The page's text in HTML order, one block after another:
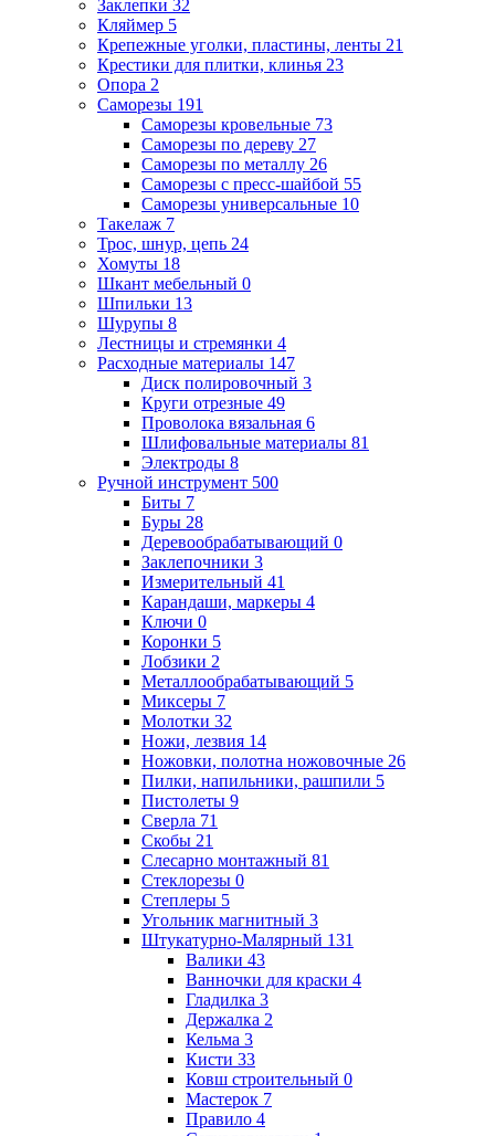
Заклепки 32
Кляймер 5
Крепежные уголки, пластины, ленты 21
Крестики для плитки, клинья 23
Опора 2
Саморезы 191
Саморезы кровельные 73
Саморезы по дереву 27
Саморезы по металлу 26
Саморезы с пресс-шайбой 55
Саморезы универсальные 10
Такелаж 7
Трос, шнур, цепь 24
Хомуты 18
Шкант мебельный 0
Шпильки 13
Шурупы 8
Лестницы и стремянки 4
Расходные материалы 147
Диск полировочный 3
Круги отрезные 49
Проволока вязальная 6
Шлифовальные материалы 81
Электроды 8
Ручной инструмент 500
Биты 7
Буры 28
Деревообрабатывающий 0
Заклепочники 3
Измерительный 41
Карандаши, маркеры 4
Ключи 0
Коронки 5
Лобзики 2
Металлообрабатывающий 5
Миксеры 7
Молотки 32
Ножи, лезвия 14
Ножовки, полотна ножовочные 26
Пилки, напильники, рашпили 5
Пистолеты 9
Сверла 71
Скобы 21
Слесарно монтажный 81
Стеклорезы 0
Степлеры 5
Угольник магнитный 3
Штукатурно-Малярный 131
Валики 43
Ванночки для краски 4
Гладилка 3
Держалка 2
Кельма 3
Кисти 33
Ковш строительный 0
Мастерок 7
Правило 4